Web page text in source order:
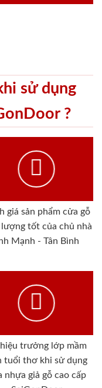
sử dụng
?
giá sản phẩm cửa gỗ
tốt của chủ nhà
Mạnh - Tân Bình
trưởng lớp mầm
tuổi thơ khi sử dụng
nhựa giả gỗ cao cấp